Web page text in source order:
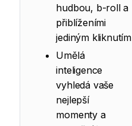
hudbou, b-roll a
přiblíženími
jediným kliknutím
Umělá
inteligence
vyhledá vaše
nejlepší
momenty a